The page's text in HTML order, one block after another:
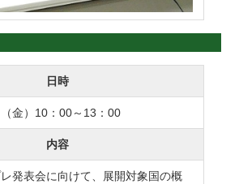
日時
金）10：00～13：00
内容
発表会に向けて、展開対象国の概